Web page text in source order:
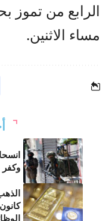
الرابع من تموز
مساء الاثنين.